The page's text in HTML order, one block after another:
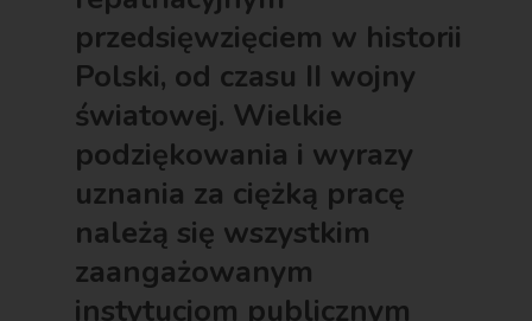
przedsięwzięciem w historii
Polski, od czasu II wojny
światowej. Wielkie
podziękowania i wyrazy
uznania za ciężką pracę
należą się wszystkim
zaangażowanym
instytucjom publicznym